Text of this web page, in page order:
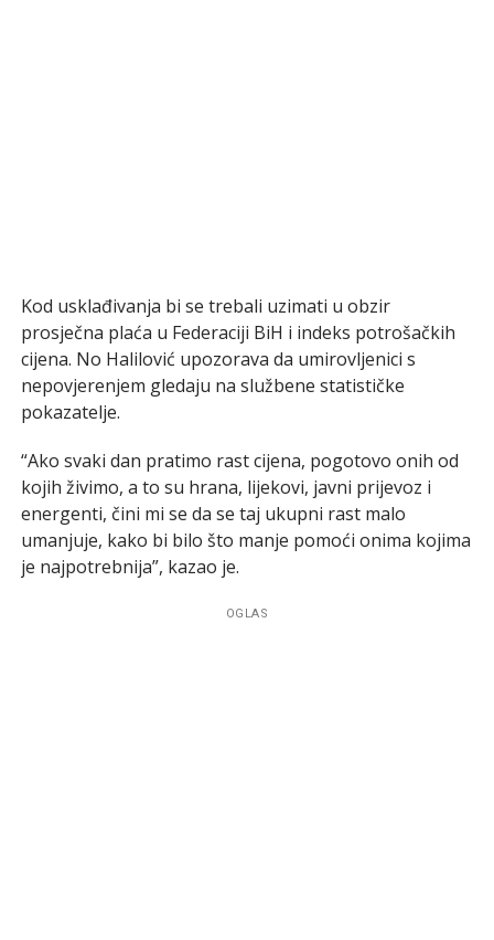
Kod usklađivanja bi se trebali uzimati u obzir
prosječna plaća u Federaciji BiH i indeks potrošačkih
cijena. No Halilović upozorava da umirovljenici s
nepovjerenjem gledaju na službene statističke
pokazatelje.
“Ako svaki dan pratimo rast cijena, pogotovo onih od
kojih živimo, a to su hrana, lijekovi, javni prijevoz i
energenti, čini mi se da se taj ukupni rast malo
umanjuje, kako bi bilo što manje pomoći onima kojima
je najpotrebnija”, kazao je.
OGLAS